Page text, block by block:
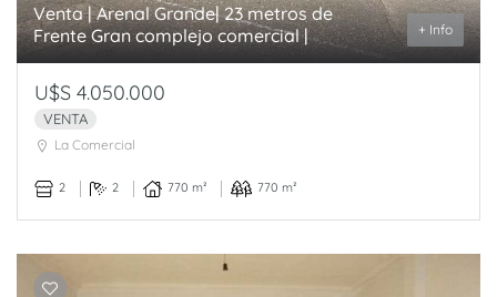
Venta | Arenal Grande| 23 metros de
Frente Gran complejo comercial |
+ Info
U$S 4.050.000
VENTA
La Comercial
2 2 770 m² 770 m²